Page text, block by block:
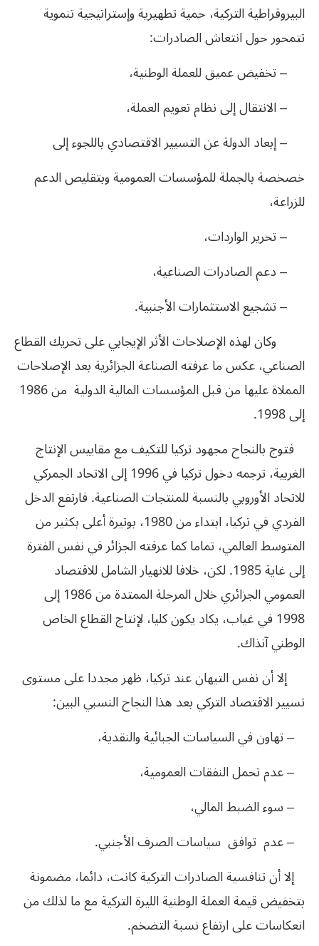
البيروقراطية التركية، حمية تطهيرية وإستراتيجية تنموية
تتمحور حول انتعاش الصادرات:
– تخفيض عميق للعملة الوطنية،
– الانتقال إلى نظام تعويم العملة،
– إبعاد الدولة عن التسيير الاقتصادي باللجوء إلى
خصخصة بالجملة للمؤسسات العمومية وبتقليص الدعم
للزراعة،
– تحرير الواردات،
– دعم الصادرات الصناعية،
– تشجيع الاستثمارات الأجنبية.
وكان لهذه الإصلاحات الأثر الإيجابي على تحريك القطاع
الصناعي، عكس ما عرفته الصناعة الجزائرية بعد الإصلاحات
المملاة عليها من قبل المؤسسات المالية الدولية من 1986
إلى 1998.
فتوج بالنجاح مجهود تركيا للتكيف مع مقاييس الإنتاج
الغربية، ترجمه دخول تركيا في 1996 إلى الاتحاد الجمركي
للاتحاد الأوروبي بالنسبة للمنتجات الصناعية. فارتفع الدخل
الفردي في تركيا، ابتداء من 1980، بوتيرة أعلى بكثير من
المتوسط العالمي، تماما كما عرفته الجزائر في نفس الفترة
إلى غاية 1985. لكن، خلافا للانهيار الشامل للاقتصاد
العمومي الجزائري خلال المرحلة الممتدة من 1986 إلى
1998 في غياب، يكاد يكون كليا، لإنتاج القطاع الخاص
الوطني آنذاك.
إلا أن نفس التيهان عند تركيا، ظهر مجددا على مستوى
تسيير الاقتصاد التركي بعد هذا النجاح النسبي البين:
– تهاون في السياسات الجبائية والنقدية،
– عدم تحمل النفقات العمومية،
– سوء الضبط المالي،
– عدم توافق سياسات الصرف الأجنبي.
إلا أن تنافسية الصادرات التركية كانت، دائما، مضمونة
بتخفيض قيمة العملة الوطنية الليرة التركية مع ما لذلك من
انعكاسات على ارتفاع نسبة التضخم.